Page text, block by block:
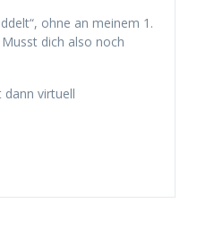
ohne an meinem 1.
dich also noch
virtuell